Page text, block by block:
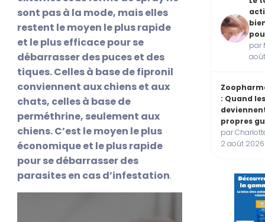
sont pas à la mode, mais elles
restent le moyen le plus rapide
et le plus efficace pour se
débarrasser des puces et des
tiques. Celles à base de fipronil
conviennent aux chiens et aux
chats, celles à base de
perméthrine, seulement aux
chiens. C’est le moyen le plus
économique et le plus rapide
pour se débarrasser des
parasites en cas d’infestation.
par
: Quand
propres
par
2 août 2026